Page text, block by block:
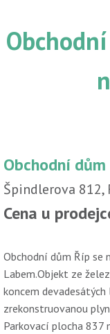
Obchodní
Špindlerova 812,
Cena u
Obchodní dům Říp se
Labem.Objekt ze
koncem
zrekonstruovanou
Parkovací plocha 837